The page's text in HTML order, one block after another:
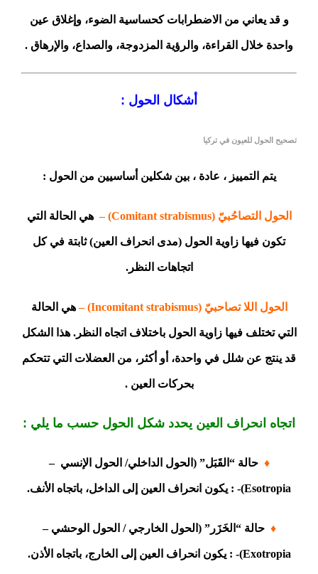
و قد يعاني من الاضطرابات كحساسية الضوء، وإغلاق عين
واحدة خلال القراءة، والرؤية المزدوجة، والصداع، والإرهاق .
أشكال الحول :
تصحيح الحول للعيون في تركيا
يتم التمييز ، عادة ، بين شكلين أساسيين من الحول :
الحول التصاحُبيّ (Comitant strabismus) – هي الحالة التي
تكون فيها زاوية الحول (مدى انحراف العين) ثابتة في كل
اتجاهات النظر.
الحول اللا تصاحبيّ (Incomitant strabismus) – هي الحالة
التي تختلف فيها زاوية الحول باختلاف اتجاه النظر. هذا الشكل
قد ينتج عن شلل في واحدة، أو أكثر، من العضلات التي تتحكم
بحركات العين .
اتجاه انحراف العين يحدد شكل الحول حسب ما يلي :
♦ حالة “القَبَل” (الحول الداخلي/ الحول الإنسي –
Esotropia)- : يكون انحراف العين إلى الداخل، باتجاه الأنف.
♦ حالة “الخَزَر” (الحول الخارجي / الحول الوحشي –
Exotropia)- : يكون انحراف العين إلى الخارج، باتجاه الأذن.